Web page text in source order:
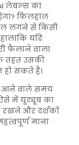
लेबल्स का
फिलहाल
लगने से किसी
यदि
फैलाने वाला
के तहत उसकी
हो सकते हैं।
आने वाले समय
में यूट्यूब का
रखने और दर्शकों
माना